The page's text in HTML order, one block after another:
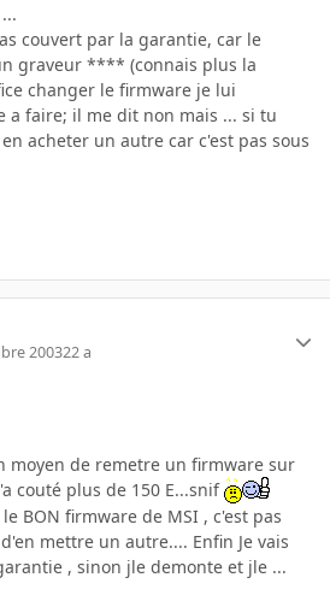
couvert par la garantie, car le
graveur **** (connais plus la
changer le firmware je lui
a faire; il me dit non mais ... si tu
acheter un autre car c'est pas sous
200322 a
moyen de remetre un firmware sur
couté plus de 150 E...snif
BON firmware de MSI , c'est pas
mettre un autre.... Enfin Je vais
, sinon jle demonte et jle ...